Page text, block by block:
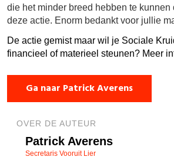
die het minder breed hebben te kunnen
deze actie. Enorm bedankt voor jullie
De actie gemist maar wil je Sociale
financieel of materieel steunen? Meer
Ga naar Patrick Averens
OVER DE AUTEUR
Patrick Averens
Secretaris Vooruit Lier